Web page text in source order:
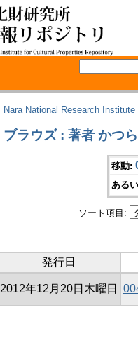
Nara National Research
ブラウズ : 著者 かつ
移動:
ある
ソート項目:
発行日
2012年12月20日木曜日